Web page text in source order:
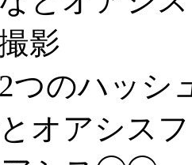
影
つのハッシ
オアシス